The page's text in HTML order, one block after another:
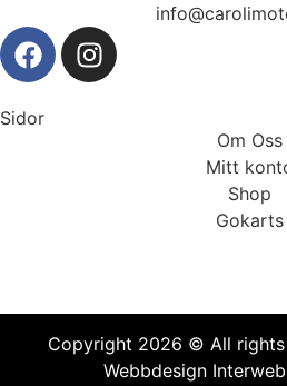
Sidor
Om Oss
Mitt
Shop
Gokarts
Copyright 2026 © All rights
Webbdesign